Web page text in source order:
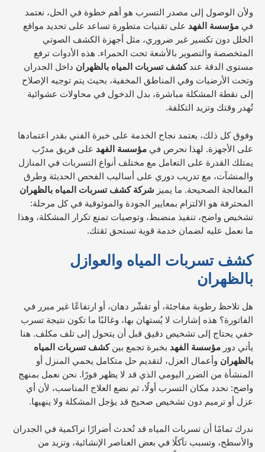
ولأن الوصول إلى مصدر التسرب هو أهم خطوة في الحل، نعتمد
في مؤسسة الفهد على تقنيات متطورة تساعد على تحديد مواقع
الخلل دون تكسير غير ضروري، مثل أجهزة الكشف الصوتي
المتخصصة والتصوير بالأشعة تحت الحمراء. هذه الأدوات ترفع
مستوى الدقة عندكشف تسربات المياه بالظهران داخل الجدران
وتحت الأرضيات وفي المناطق المخفية، بحيث يتم توجيه الإصلاح
إلى نقطة المشكلة مباشرة، بدل الدخول في محاولات عشوائية
تُهدر وقتك وتزيد التكلفة.
وفوق كل ذلك، يعتمد نجاح الخدمة على خبرة الفني بقدر اعتمادها
على الأجهزة. لهذا نحرص في مؤسسة الفهد على فريق مدرّب
يمتلك القدرة على التعامل مع مختلف أنواع التسربات في المنازل
والمنشآت، مع تدريب دوري على أساليب الفحص الحديثة وطرق
المعالجة الصحيحة. ما يميز شركة كشف تسربات المياه بالظهران
المحترفة هو الالتزام بمعايير الجودة والموثوقية في كل مرحلة:
تشخيص واضح، تنفيذ منضبط، وتوصيات تمنع تكرار المشكلة، وهذا
ما نعمل عليه لضمان خدمة قوية تستحق ثقتك.
كشف تسربات المياه والعوازل
بالظهران
هل تلاحظ رطوبة مفاجئة، أو تقشّر دهان، أو ارتفاعًا غير مبرر في
الفاتورة؟ هذه إشارات لا يُستهان بها، وغالبًا ما تكون نتيجة تسرب
خفي يحتاج إلى تشخيص دقيق قبل أن يتحول إلى تلف مكلف. هنا
يأتي دور مؤسسة الفهد بخبرة تجمع بينكشف تسربات المياه
بالظهران وأعمال العزل، لتقديم حل متكامل يحمي المنزل أو
المنشأة من الضرر اليومي الذي قد لا يظهر فورًا. نحن نعمل بمنهج
واضح: نحدد مكان التسرب أولًا، ثم نضع العلاج المناسب، لأن أي
عزل أو ترميم دون تشخيص صحيح قد يؤجل المشكلة ولا ينهيها.
ندرك تمامًا أن تسربات المياه قد تُحدث أضرارًا تراكمية في الجدران
والأسطح، وتسبب تآكلًا في بعض العناصر الإنشائية، وتزيد من